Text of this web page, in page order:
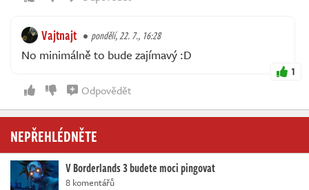
Vajtnajt pondělí, 22. 7., 16:28
No minimálně to bude zajímavý :D
1
Odpovědět
NEPŘEHLÉDNĚTE
V Borderlands 3 budete moci pingovat
8 komentářů